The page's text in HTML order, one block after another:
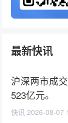
最新快讯
沪深两市成
523亿元。
快讯 2026-08-07